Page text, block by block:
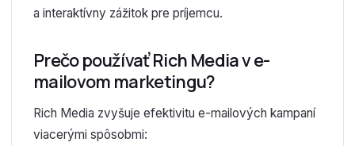
a interaktívny zážitok pre príjemcu.
Prečo používať Rich Media v e-
mailovom marketingu?
Rich Media zvyšuje efektivitu e-mailových kampaní
viacerými spôsobmi: